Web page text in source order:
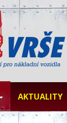
AKTUALITY